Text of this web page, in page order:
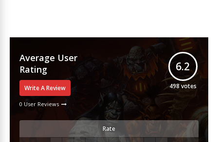
Average User
Rating
Write A Review
0 User Reviews
6.2
498 votes
Rate